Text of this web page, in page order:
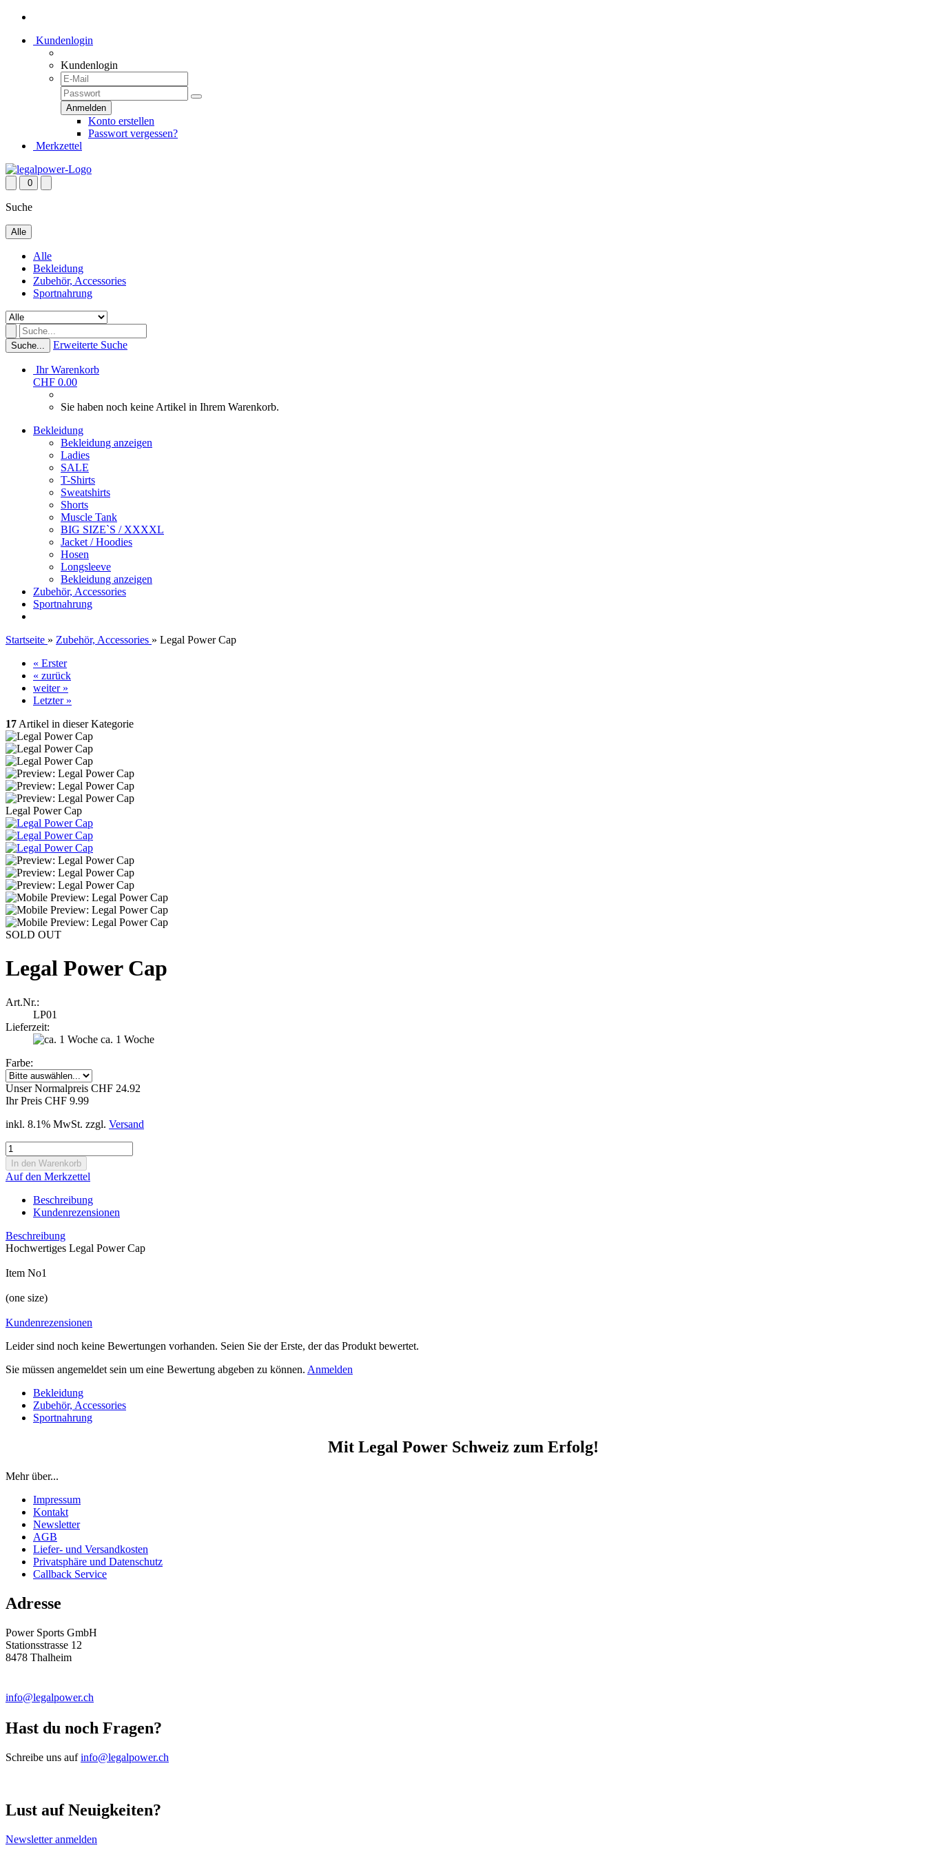
Kundenlogin
Kundenlogin
Konto erstellen
Passwort vergessen?
Merkzettel
0
Suche
Alle
Alle
Bekleidung
Zubehör, Accessories
Sportnahrung
Suche... Erweiterte Suche
Ihr Warenkorb
CHF 0.00
Sie haben noch keine Artikel in Ihrem Warenkorb.
Bekleidung
Bekleidung anzeigen
Ladies
SALE
T-Shirts
Sweatshirts
Shorts
Muscle Tank
BIG SIZE`S / XXXXL
Jacket / Hoodies
Hosen
Longsleeve
Bekleidung anzeigen
Zubehör, Accessories
Sportnahrung
Startseite » Zubehör, Accessories » Legal Power Cap
« Erster
« zurück
weiter »
Letzter »
17 Artikel in dieser Kategorie
Legal Power Cap
SOLD OUT
Legal Power Cap
Art.Nr.:
LP01
Lieferzeit:
ca. 1 Woche
Farbe:
Unser Normalpreis CHF 24.92
Ihr Preis CHF 9.99
inkl. 8.1% MwSt. zzgl. Versand
Auf den Merkzettel
Beschreibung
Kundenrezensionen
Beschreibung
Hochwertiges Legal Power Cap
Item No1
(one size)
Kundenrezensionen
Leider sind noch keine Bewertungen vorhanden. Seien Sie der Erste, der das Produkt bewertet.
Sie müssen angemeldet sein um eine Bewertung abgeben zu können. Anmelden
Bekleidung
Zubehör, Accessories
Sportnahrung
Mit Legal Power Schweiz zum Erfolg!
Mehr über...
Impressum
Kontakt
Newsletter
AGB
Liefer- und Versandkosten
Privatsphäre und Datenschutz
Callback Service
Adresse
Power Sports GmbH
Stationsstrasse 12
8478 Thalheim
info@legalpower.ch
Hast du noch Fragen?
Schreibe uns aufinfo@legalpower.ch
Lust auf Neuigkeiten?
Newsletter anmelden